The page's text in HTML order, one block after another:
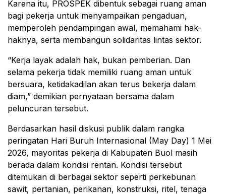
Karena itu, PROSPEK dibentuk sebagai ruang aman
bagi pekerja untuk menyampaikan pengaduan,
memperoleh pendampingan awal, memahami hak-
haknya, serta membangun solidaritas lintas sektor.
“Kerja layak adalah hak, bukan pemberian. Dan
selama pekerja tidak memiliki ruang aman untuk
bersuara, ketidakadilan akan terus bekerja dalam
diam,” demikian pernyataan bersama dalam
peluncuran tersebut.
Berdasarkan hasil diskusi publik dalam rangka
peringatan Hari Buruh Internasional (May Day) 1 Mei
2026, mayoritas pekerja di Kabupaten Buol masih
berada dalam kondisi rentan. Kondisi tersebut
ditemukan di berbagai sektor seperti perkebunan
sawit, pertanian, perikanan, konstruksi, ritel, tenaga